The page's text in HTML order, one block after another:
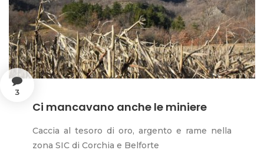
3
Ci mancavano anche le miniere
Caccia al tesoro di oro, argento e rame nella
zona SIC di Corchia e Belforte